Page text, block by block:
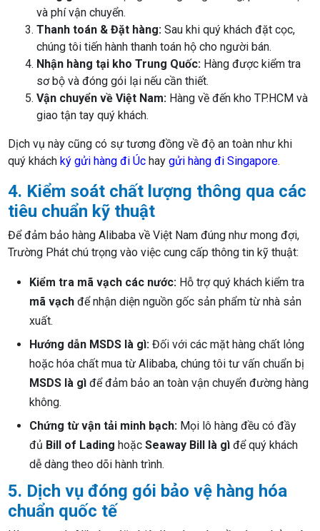
và phí vận chuyển.
Thanh toán & Đặt hàng: Sau khi quý khách đặt cọc,
chúng tôi tiến hành thanh toán hộ cho người bán.
Nhận hàng tại kho Trung Quốc: Hàng được kiểm tra
sơ bộ và đóng gói lại nếu cần thiết.
Vận chuyển về Việt Nam: Hàng về đến kho TP.HCM và
giao tận tay quý khách.
Dịch vụ này cũng có sự tương đồng về độ an toàn như khi
quý khách ký gửi hàng đi Úc haygửi hàng đi Singapore.
4. Kiểm soát chất lượng thông qua các
tiêu chuẩn kỹ thuật
Để đảm bảo hàng Alibaba về Việt Nam đúng như mong đợi,
Trường Phát chú trọng vào việc cung cấp thông tin kỹ thuật:
Kiểm tra mã vạch các nước: Hỗ trợ quý khách kiểm tra
mã vạch để nhận diện nguồn gốc sản phẩm từ nhà sản
xuất.
Hướng dẫn MSDS là gì: Đối với các mặt hàng chất lỏng
hoặc hóa chất mua từ Alibaba, chúng tôi tư vấn chuẩn bị
MSDS là gì để đảm bảo an toàn vận chuyển đường hàng
không.
Chứng từ vận tải minh bạch: Mọi lô hàng đều có đầy
đủ Bill of Lading hoặcSeaway Bill là gì để quý khách
dễ dàng theo dõi hành trình.
5. Dịch vụ đóng gói bảo vệ hàng hóa
chuẩn quốc tế